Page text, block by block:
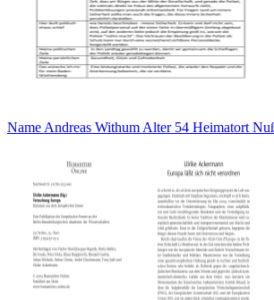
Name Andreas Withum Alter 54 Heimatort